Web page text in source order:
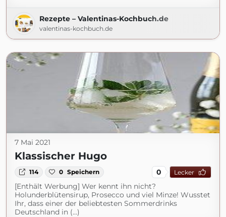
Rezepte – Valentinas-Kochbuch.de
valentinas-kochbuch.de
7 Mai 2021
Klassischer Hugo
114 0 Speichern 0 Lecker
[Enthält Werbung] Wer kennt ihn nicht?
Holunderblütensirup, Prosecco und viel Minze! Wusstet
Ihr, dass einer der beliebtesten Sommerdrinks
Deutschland in (...)